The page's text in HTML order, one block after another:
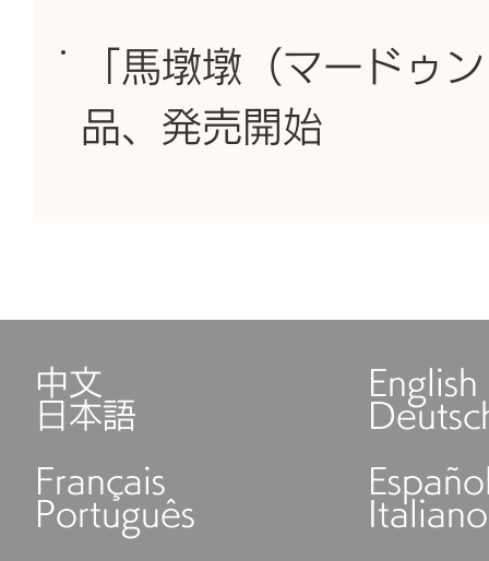
「馬墩墩（マードゥ
品、発売開始
中文 English
日本語
Français
Português Italiano